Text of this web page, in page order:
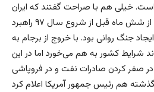
است. خیلی هم با صراحت گفتند که ایران
جشن ۴۰ سالگی نمی‌گیرد. از شش ماه قبل از شروع سال ۹۷ راهبرد
جنگ روانی بود. با خروج از برجام به
شرایط کشور به هم می‌خورد اما در این
صفر کردن صادرات نفت و در فروپاشی
هم رئیس جمهور آمریکا اعلام کرد